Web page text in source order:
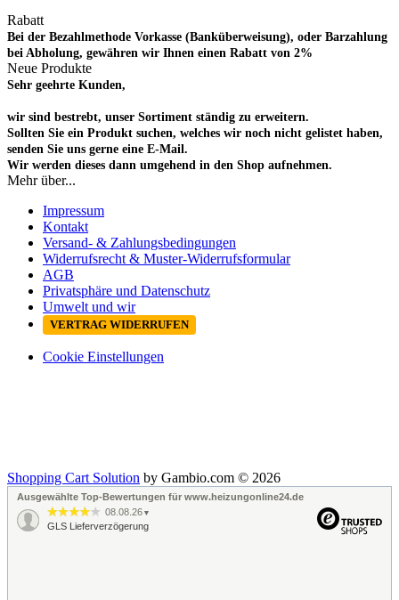
Rabatt
Bei der Bezahlmethode Vorkasse (Banküberweisung), oder Barzahlung
bei Abholung, gewähren wir Ihnen einen Rabatt von 2%
Neue Produkte
Sehr geehrte Kunden,
wir sind bestrebt, unser Sortiment ständig zu erweitern.
Sollten Sie ein Produkt suchen, welches wir noch nicht gelistet haben,
senden Sie uns gerne eine E-Mail.
Wir werden dieses dann umgehend in den Shop aufnehmen.
Mehr über...
Impressum
Kontakt
Versand- & Zahlungsbedingungen
Widerrufsrecht & Muster-Widerrufsformular
AGB
Privatsphäre und Datenschutz
Umwelt und wir
VERTRAG WIDERRUFEN
Cookie Einstellungen
Shopping Cart Solution by Gambio.com © 2026
Ausgewählte Top-Bewertungen für www.heizungonline24.de
08.08.26 ▼
GLS Lieferverzögerung